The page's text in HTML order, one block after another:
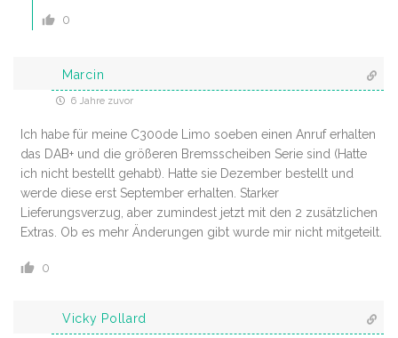
0
Marcin
6 Jahre zuvor
Ich habe für meine C300de Limo soeben einen Anruf erhalten
das DAB+ und die größeren Bremsscheiben Serie sind (Hatte
ich nicht bestellt gehabt). Hatte sie Dezember bestellt und
werde diese erst September erhalten. Starker
Lieferungsverzug, aber zumindest jetzt mit den 2 zusätzlichen
Extras. Ob es mehr Änderungen gibt wurde mir nicht mitgeteilt.
0
Vicky Pollard